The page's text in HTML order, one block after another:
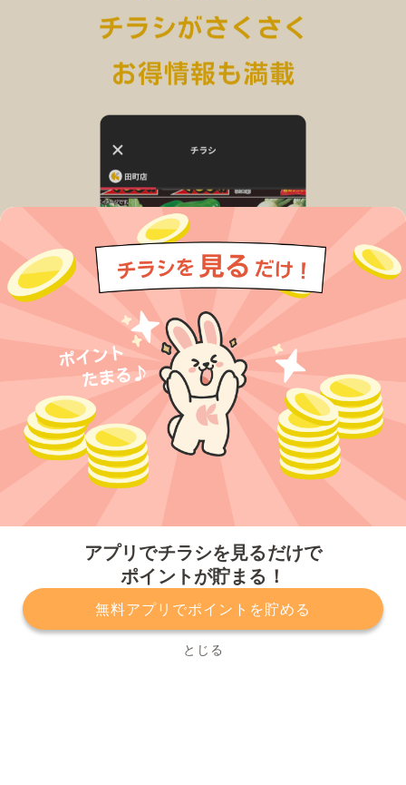
アプリでチラシを見るだけで
ポイントが貯まる！
無料アプリでポイントを貯める
とじる
プライバシーポリシー 利用規約
運営会社
サービスに関してのお問い合わせ